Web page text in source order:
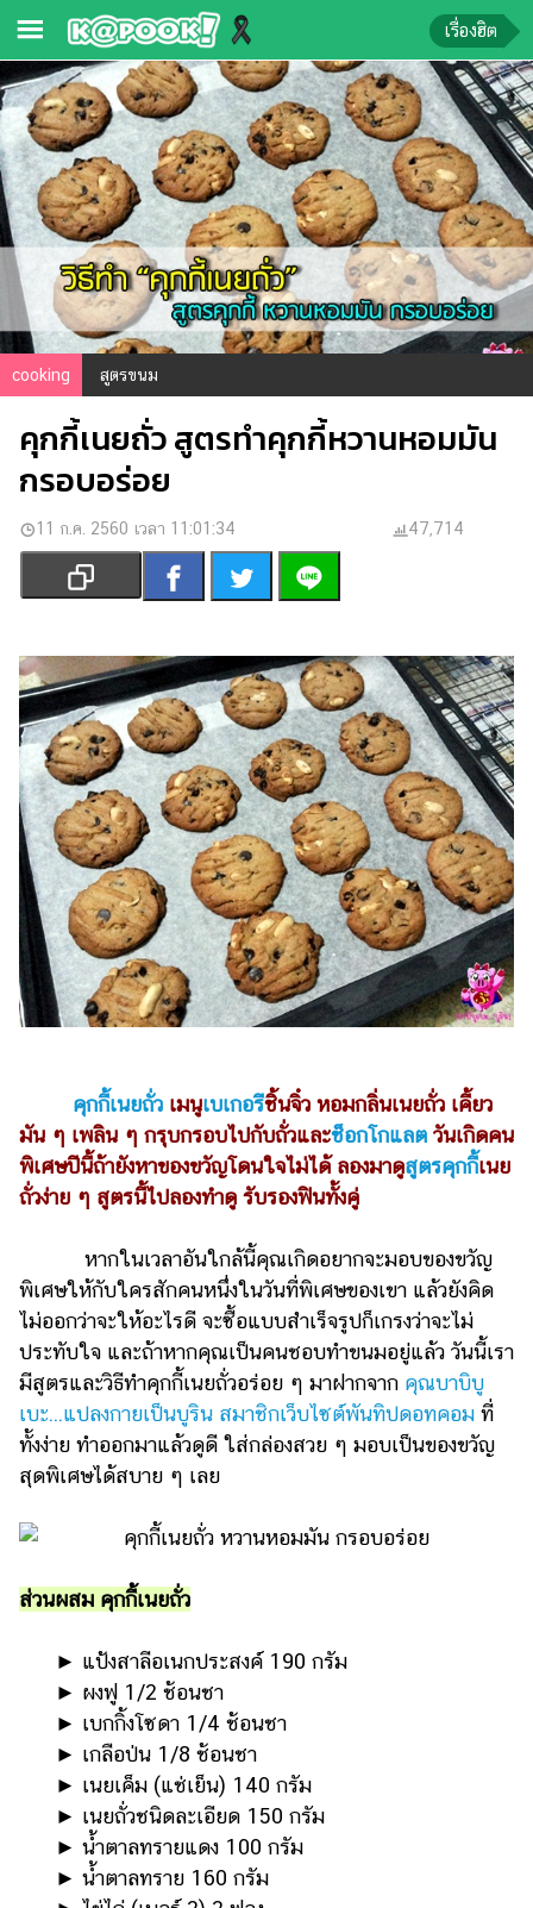
ข่าว-
ความ
รู้
ข่าว
ข่าว
บันเทิง
ตรวจ
หวย
บอล
สด
เงิน
การ
บันเทิง
รูปภาพ
ดู
หนัง
Music
Station
ละคร
บันเทิง
เกาหลี
ดูด
วง
ผู้
สุขภาพ
ท่อง
เที่ยว
สูตร
อาหาร
ง่ายๆ
ช้อป
ปิ้ง
และ
การ
ตกแต่ง
ถือ
ราคา
ทอง
เรื่องฮิต
cooking สูตรขนม
คุกกี้เนยถั่ว สูตรทำคุกกี้หวานหอมมัน
กรอบอร่อย
11 ก.ค. 2560 เวลา 11:01:34 47,714
คุกกี้เนยถั่ว เมนูเบเกอรีชิ้นจิ๋ว หอมกลิ่นเนยถั่ว เคี้ยว
มัน ๆ เพลิน ๆ กรุบกรอบไปกับถั่วและช็อกโกแลต วันเกิดคน
พิเศษปีนี้ถ้ายังหาของขวัญโดนใจไม่ได้ ลองมาดูสูตรคุกกี้เนย
ถั่วง่าย ๆ สูตรนี้ไปลองทำดู รับรองฟินทั้งคู่
หากในเวลาอันใกล้นี้คุณเกิดอยากจะมอบของขวัญ
พิเศษให้กับใครสักคนหนึ่งในวันที่พิเศษของเขา แล้วยังคิด
ไม่ออกว่าจะให้อะไรดี จะซื้อแบบสำเร็จรูปก็เกรงว่าจะไม่
ประทับใจ และถ้าหากคุณเป็นคนชอบทำขนมอยู่แล้ว วันนี้เรา
มีสูตรและวิธีทำคุกกี้เนยถั่วอร่อย ๆ มาฝากจาก คุณบาบิบู
เบะ...แปลงกายเป็นบูริน สมาชิกเว็บไซต์พันทิปดอทคอม ที่
ทั้งง่าย ทำออกมาแล้วดูดี ใส่กล่องสวย ๆ มอบเป็นของขวัญ
สุดพิเศษได้สบาย ๆ เลย
ส่วนผสม คุกกี้เนยถั่ว
►​ ​แป้งสาลีอเนกประสงค์ 190 กรัม
►​ ​ผงฟู 1/2 ช้อนชา
►​ ​เบกกิ้งโซดา 1/4 ช้อนชา
►​ ​เกลือป่น 1/8 ช้อนชา
►​ ​เนยเค็ม (แช่เย็น) 140 กรัม
►​ ​เนยถั่วชนิดละเอียด 150 กรัม
►​ ​น้ำตาลทรายแดง 100 กรัม
►​ ​น้ำตาลทราย 160 กรัม